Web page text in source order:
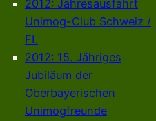
2012: Jahresausfahrt
Unimog-Club Schweiz /
FL
2012: 15. Jähriges
Jubiläum der
Oberbayerischen
Unimogfreunde